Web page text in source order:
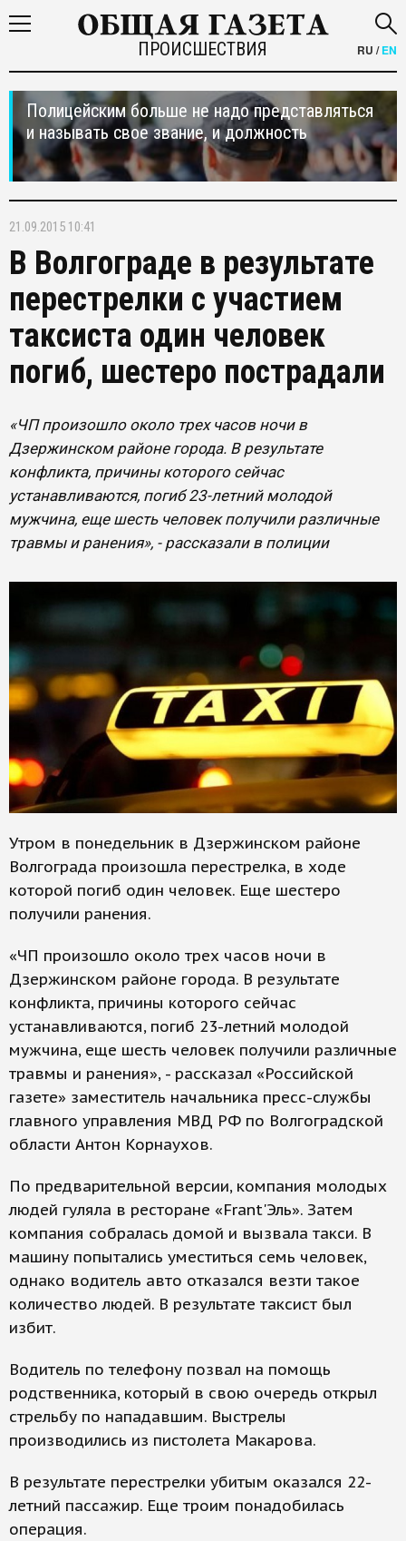
ПРОИСШЕСТВИЯ RU /EN
Полицейским больше не надо представляться
и называть свое звание, и должность
21.09.2015 10:41
В Волгограде в результате
перестрелки с участием
таксиста один человек
погиб, шестеро пострадали
«ЧП произошло около трех часов ночи в
Дзержинском районе города. В результате
конфликта, причины которого сейчас
устанавливаются, погиб 23-летний молодой
мужчина, еще шесть человек получили различные
травмы и ранения», - рассказали в полиции
Утром в понедельник в Дзержинском районе
Волгограда произошла перестрелка, в ходе
которой погиб один человек. Еще шестеро
получили ранения.
«ЧП произошло около трех часов ночи в
Дзержинском районе города. В результате
конфликта, причины которого сейчас
устанавливаются, погиб 23-летний молодой
мужчина, еще шесть человек получили различные
травмы и ранения», - рассказал «Российской
газете» заместитель начальника пресс-службы
главного управления МВД РФ по Волгоградской
области Антон Корнаухов.
По предварительной версии, компания молодых
людей гуляла в ресторане «Frant'Эль». Затем
компания собралась домой и вызвала такси. В
машину попытались уместиться семь человек,
однако водитель авто отказался везти такое
количество людей. В результате таксист был
избит.
Водитель по телефону позвал на помощь
родственника, который в свою очередь открыл
стрельбу по нападавшим. Выстрелы
производились из пистолета Макарова.
В результате перестрелки убитым оказался 22-
летний пассажир. Еще троим понадобилась
операция.